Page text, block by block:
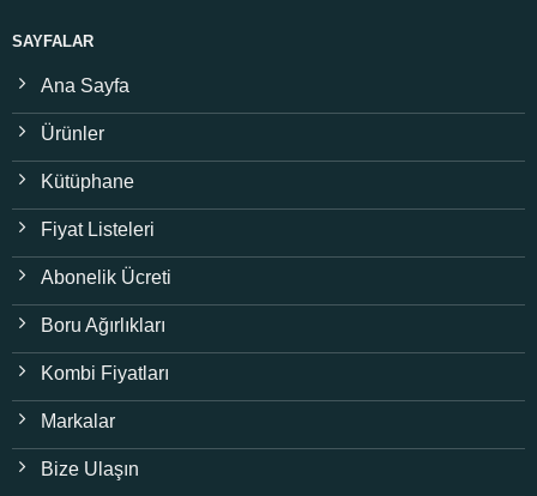
SAYFALAR
Ana Sayfa
Ürünler
Kütüphane
Fiyat Listeleri
Abonelik Ücreti
Boru Ağırlıkları
Kombi Fiyatları
Markalar
Bize Ulaşın